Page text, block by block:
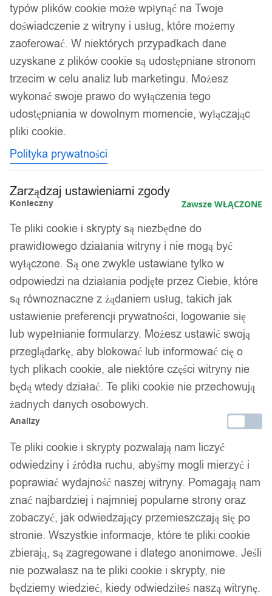
typów plików cookie może wpłynąć na Twoje
doświadczenie z witryny i usług, które możemy
zaoferować. W niektórych przypadkach dane
uzyskane z plików cookie są udostępniane stronom
trzecim w celu analiz lub marketingu. Możesz
wykonać swoje prawo do wyłączenia tego
udostępniania w dowolnym momencie, wyłączając
pliki cookie.
Polityka prywatności
Zarządzaj ustawieniami zgody
Konieczny Zawsze WŁĄCZONE
Te pliki cookie i skrypty są niezbędne do
prawidłowego działania witryny i nie mogą być
wyłączone. Są one zwykle ustawiane tylko w
odpowiedzi na działania podjęte przez Ciebie, które
są równoznaczne z żądaniem usług, takich jak
ustawienie preferencji prywatności, logowanie się
lub wypełnianie formularzy. Możesz ustawić swoją
przeglądarkę, aby blokować lub informować cię o
tych plikach cookie, ale niektóre części witryny nie
będą wtedy działać. Te pliki cookie nie przechowują
żadnych danych osobowych.
Analizy
Te pliki cookie i skrypty pozwalają nam liczyć
odwiedziny i źródła ruchu, abyśmy mogli mierzyć i
poprawiać wydajność naszej witryny. Pomagają nam
znać najbardziej i najmniej popularne strony oraz
zobaczyć, jak odwiedzający przemieszczają się po
stronie. Wszystkie informacje, które te pliki cookie
zbierają, są zagregowane i dlatego anonimowe. Jeśli
nie pozwalasz na te pliki cookie i skrypty, nie
będziemy wiedzieć, kiedy odwiedziłeś naszą witrynę.